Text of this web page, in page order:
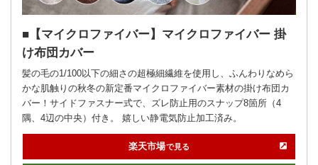
【マイクロファイバー】マイクロファイバー 掛
け布団カバー
髪の毛の1/100以下の細さの超極細繊維を使用し、ふんわりなめら
かな肌触りの秋冬の新定番マイクロファイバー素材の掛け布団カ
バー！サイドファスナー式で、ズレ防止用のスナップ8箇所（4
隅、4辺の中央）付き。 嬉しい静電気防止加工済み。
楽天市場で見る